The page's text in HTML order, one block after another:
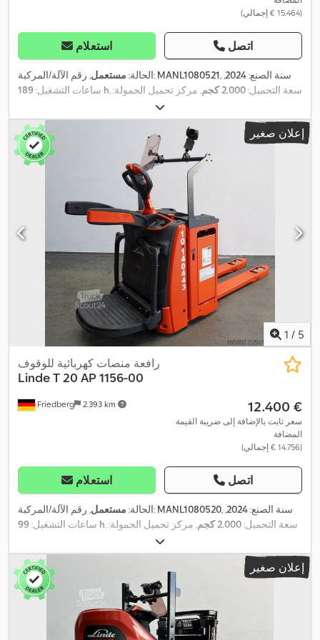
(‏15.464 € إجمالي)
استعلام اتصل
الحالة: مستعمل , رقم الآلة/المركبة: MANL1080521 , سنة الصنع:2024
,
ساعات التشغيل: 189 h , سعة التحميل:2.000 كجم
, مركز تحميل الحمولة:
, سعة البطارية:
540 مم
, طول الشوكات:1.150 مم , وزن فارغ:886 كجم
, الطول الكلي:
2.276 مم
, العرض الكلي: , وقود:كهرباء إعلان صغير
1 / 5
Friedberg 2.393 km
رافعة منصات كهربائية للوقوف
LindeT 20 AP 1156-00
‏12.400 €
سعر ثابت بالإضافة إلى ضريبة القيمة
المضافة
(‏14.756 € إجمالي)
استعلام اتصل
الحالة: مستعمل , رقم الآلة/المركبة: MANL1080520 , سنة الصنع:2024
,
ساعات التشغيل: 99 h , سعة التحميل:2.000 كجم
, مركز تحميل الحمولة:
, سعة البطارية:
540 مم
, طول الشوكات:1.150 مم , وزن فارغ:854 كجم
, الطول الكلي:
, وقود:كهرباء إعلان صغير